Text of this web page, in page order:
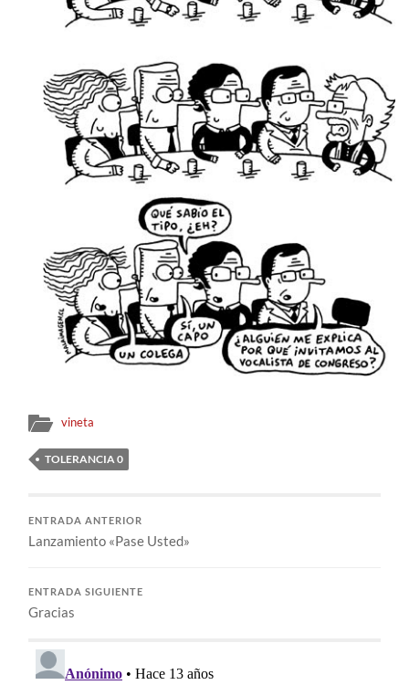
vineta
TOLERANCIA 0
ENTRADA ANTERIOR
Lanzamiento «Pase Usted»
ENTRADA SIGUIENTE
Gracias